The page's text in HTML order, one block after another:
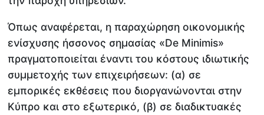
Όπως αναφέρεται, η παραχώρηση οικονομικής
ενίσχυσης ήσσονος σημασίας «De Minimis»
πραγματοποιείται έναντι του κόστους ιδιωτικής
συμμετοχής των επιχειρήσεων: (α) σε
εμπορικές εκθέσεις που διοργανώνονται στην
Κύπρο και στο εξωτερικό, (β) σε διαδικτυακές